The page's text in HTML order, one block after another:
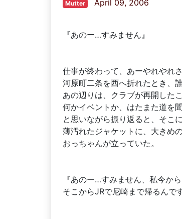
Mutter April 09, 2006
『あのー…すみません』
仕事が終わって、あーやれやれ
河原町二条を西へ折れたとき、
あの辺りは、クラブが再開した
何かイベントか、はたまた道を
と思いながら振り返ると、そこに
薄汚れたジャケットに、大きめ
おっちゃんが立っていた。
『あのー…すみません、私今か
そこからJRで尼崎まで帰るんで